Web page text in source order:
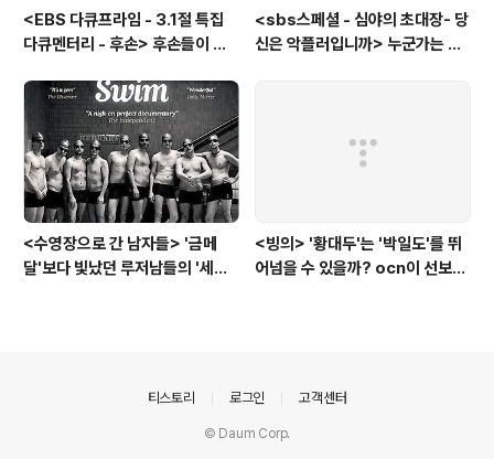
<EBS 다큐프라임 - 3.1절 특집
다큐멘터리 - 후손> 후손들이 말
고 후손들이 짊어진 삶의 무게
<sbs스페셜 - 심야의 초대장- 당
신은 악플러입니까> 누군가는 강
<수영장으로 간 남자들> '금메
달'보다 빛났던 루저남들의 '세라
<빙의> '황대두'는 '박일도'를 뛰
어넘을 수 있을까? ocn이 선보인
티스토리 로그인 고객센터
© Daum Corp.